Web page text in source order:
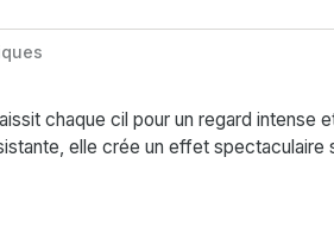
chaque cil pour un regard intense
elle crée un effet spectaculaire